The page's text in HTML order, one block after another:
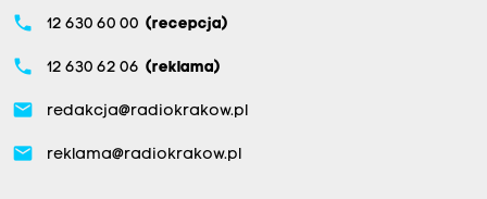
phone 12 630 60 00 (recepcja)
phone 12 630 62 06 (reklama)
email redakcja@radiokrakow.pl
email reklama@radiokrakow.pl